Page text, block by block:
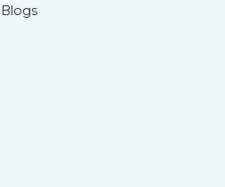
Blogs